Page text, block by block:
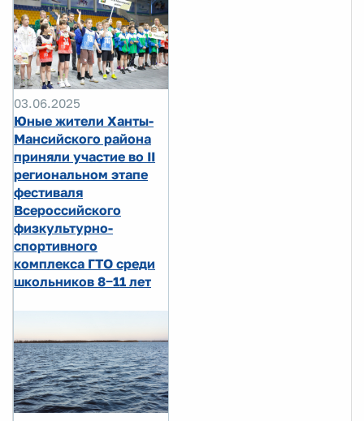
03.06.2025
Юные жители Ханты-
Мансийского района
приняли участие во II
региональном этапе
фестиваля
Всероссийского
физкультурно-
спортивного
комплекса ГТО среди
школьников 8‒11 лет